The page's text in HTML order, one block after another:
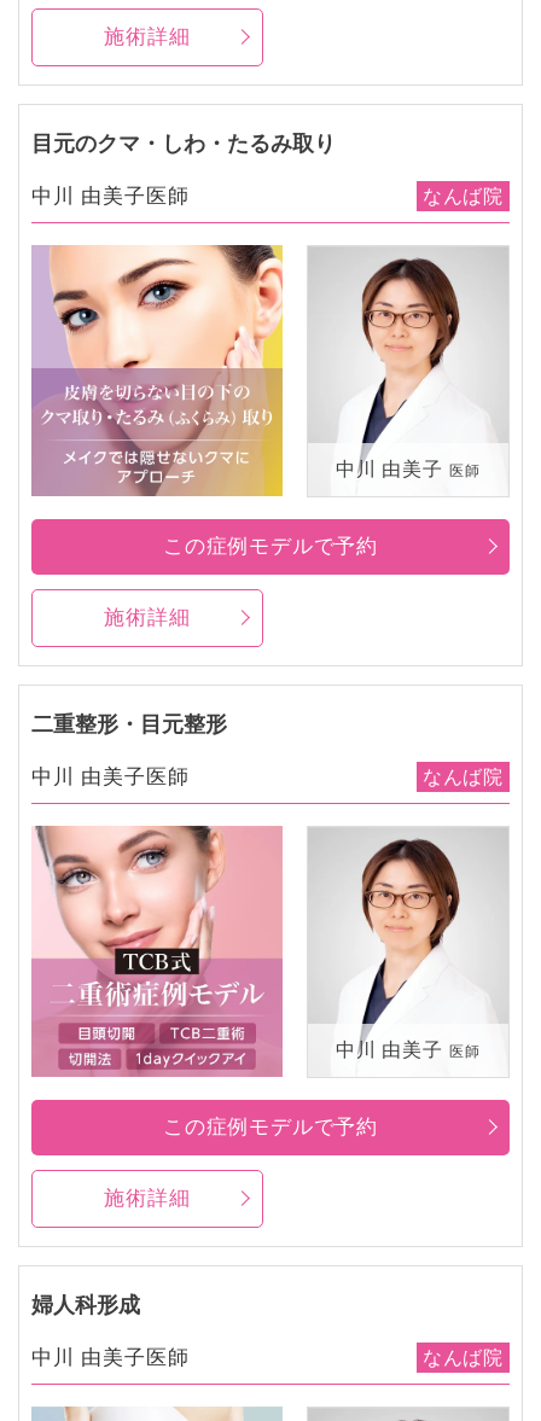
施術詳細
目元のクマ・しわ・たるみ取り
中川 由美子医師 なんば院
中川 由美子 医師
施術詳細
この症例モデルで予約
二重整形・目元整形
中川 由美子医師 なんば院
中川 由美子 医師
施術詳細
この症例モデルで予約
婦人科形成
中川 由美子医師 なんば院